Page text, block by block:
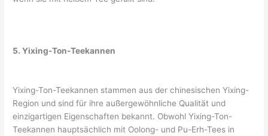
5. Yixing-Ton-Teekannen
Yixing-Ton-Teekannen stammen aus der chinesischen Yixing-
Region und sind für ihre außergewöhnliche Qualität und
einzigartigen Eigenschaften bekannt. Obwohl Yixing-Ton-
Teekannen hauptsächlich mit Oolong- und Pu-Erh-Tees in